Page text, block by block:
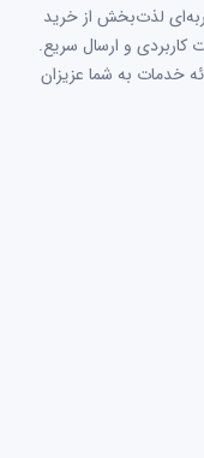
لذت‌بخش از خرید
کاربردی و ارسال سریع.
خدمات به شما عزیزان